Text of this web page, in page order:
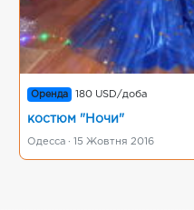
Оренда 180 USD/доба
костюм "Ночи"
Одесса · 15 Жовтня 2016